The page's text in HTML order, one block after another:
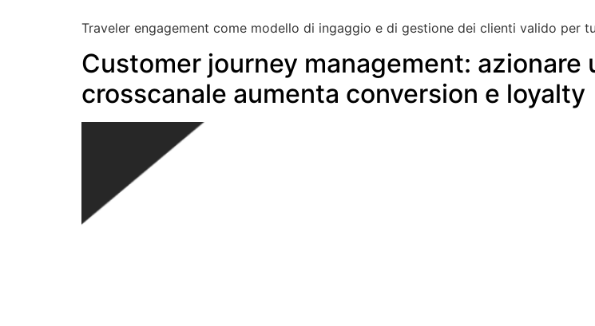
Traveler engagement come modello di ingaggio e di gestione dei clienti valido per
Customer journey management:
crosscanale aumenta conversion e loyalty